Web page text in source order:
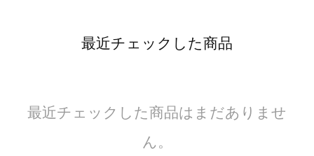
最近チェックした商品
最近チェックした商品はまだありませ
ん。